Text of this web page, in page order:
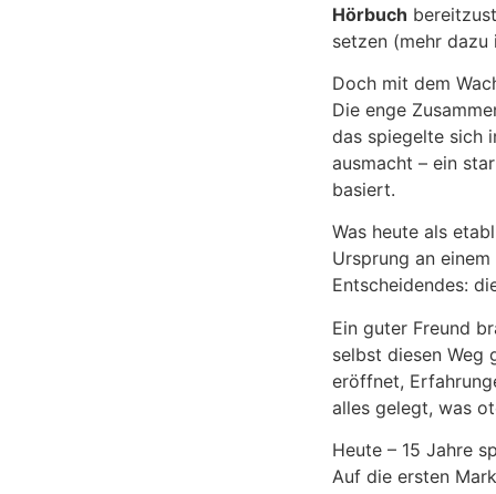
Hörbuch
setzen (mehr
Doch mit dem
Die enge
das spiegelte sich
ausmacht – ein
basiert.
Was heute als
Ursprung an
Entscheidendes:
Ein guter Freund
selbst diesen Weg
eröffnet,
alles gelegt, was
Heute – 15 Jahre
Auf die ersten